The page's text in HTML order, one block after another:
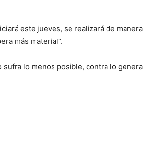
este jueves, se realizará de
más material”.
lo menos posible, contra lo